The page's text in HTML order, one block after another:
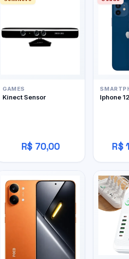
GAMES
Kinect Sensor
R$ 70,00
Iphone
R$